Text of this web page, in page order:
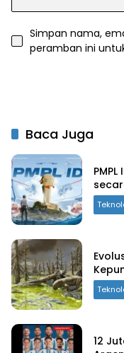
Simpan nama,
peramban ini
Baca Juga
12